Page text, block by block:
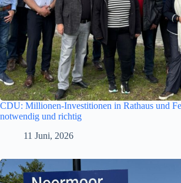
CDU: Millionen-Investitionen in Rathaus und
notwendig und richtig
11 Juni, 2026